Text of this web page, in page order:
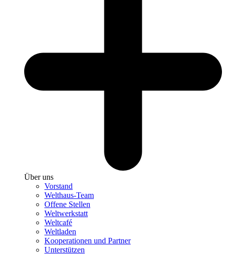
Über uns
Vorstand
Welthaus-Team
Offene Stellen
Weltwerkstatt
Weltcafé
Weltladen
Kooperationen und Partner
Unterstützen